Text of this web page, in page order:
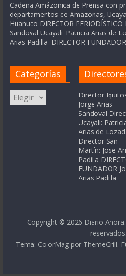
Cadena Amázonica de Prensa con
departamentos de Amazonas,
Huanuco DIRECTOR
Sandoval Ucayali: Patricia Arias de
Arias Padilla DIRECTOR
Categorías
Categorías
Director
Jorge Arias
Sandoval
Ucayali:
Arias de
Director San
Martín: Jose
Padilla
FUNDADOR
Arias Padilla
Copyright © 2026 Diario Ahora
reservados.
Tema: ColorMag por ThemeGrill.